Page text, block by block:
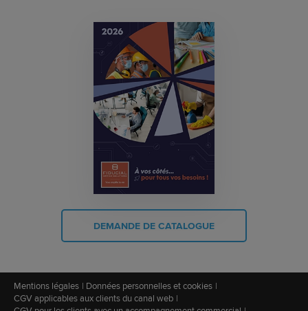
DEMANDE DE CATALOGUE
Mentions légales
Données personnelles et cookies
CGV applicables aux clients du canal web